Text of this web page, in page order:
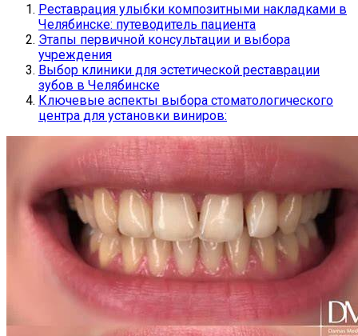
Реставрация улыбки композитными накладками в
Челябинске: путеводитель пациента
Этапы первичной консультации и выбора
учреждения
Выбор клиники для эстетической реставрации
зубов в Челябинске
Ключевые аспекты выбора стоматологического
центра для установки виниров: